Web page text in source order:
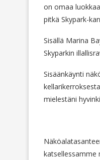
on omaa
pitkä Skypark-
Sisällä Marina
Skyparkin
Sisäänkäynti
mielestäni
katsellessamme